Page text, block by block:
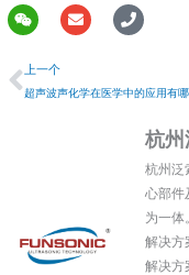
W
x
i
E
l
P
e
上一个
上一个
超声波声化学在医学中的应用有哪
杭
杭州泛
心部件
为一体
解决方
解决方